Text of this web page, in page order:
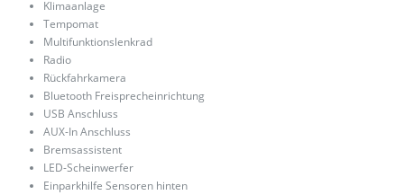
Klimaanlage
Tempomat
Multifunktionslenkrad
Radio
Rückfahrkamera
Bluetooth Freisprecheinrichtung
USB Anschluss
AUX-In Anschluss
Bremsassistent
LED-Scheinwerfer
Einparkhilfe Sensoren hinten